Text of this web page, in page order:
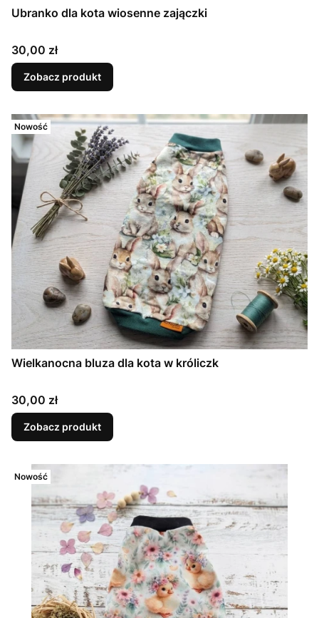
Ubranko dla kota wiosenne zajączki
Cena
30,00 zł
Zobacz produkt
Nowość
Wielkanocna bluza dla kota w króliczk
Cena
30,00 zł
Zobacz produkt
Nowość